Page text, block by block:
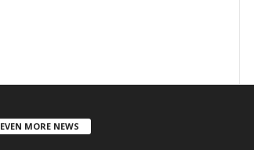
EVEN MORE NEWS